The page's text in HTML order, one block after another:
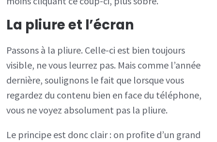
La pliure et l’écran
Passons à la pliure. Celle-ci est bien toujours
visible, ne vous leurrez pas. Mais comme l’année
dernière, soulignons le fait que lorsque vous
regardez du contenu bien en face du téléphone,
vous ne voyez absolument pas la pliure.
Le principe est donc clair : on profite d’un grand